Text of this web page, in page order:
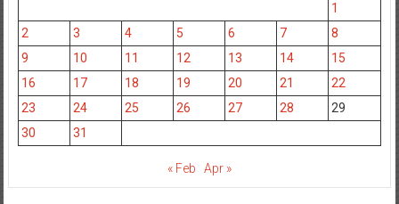
1
2
3 4 5 6 7
8
9
10 11 12 13 14
15
16
17 18 19 20 21
22
23
24 25 26 27 28
29
30
31
« Feb Apr »